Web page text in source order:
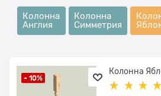
Колонна
Англия
Колонна
Симметрия
- 10%
Колонна